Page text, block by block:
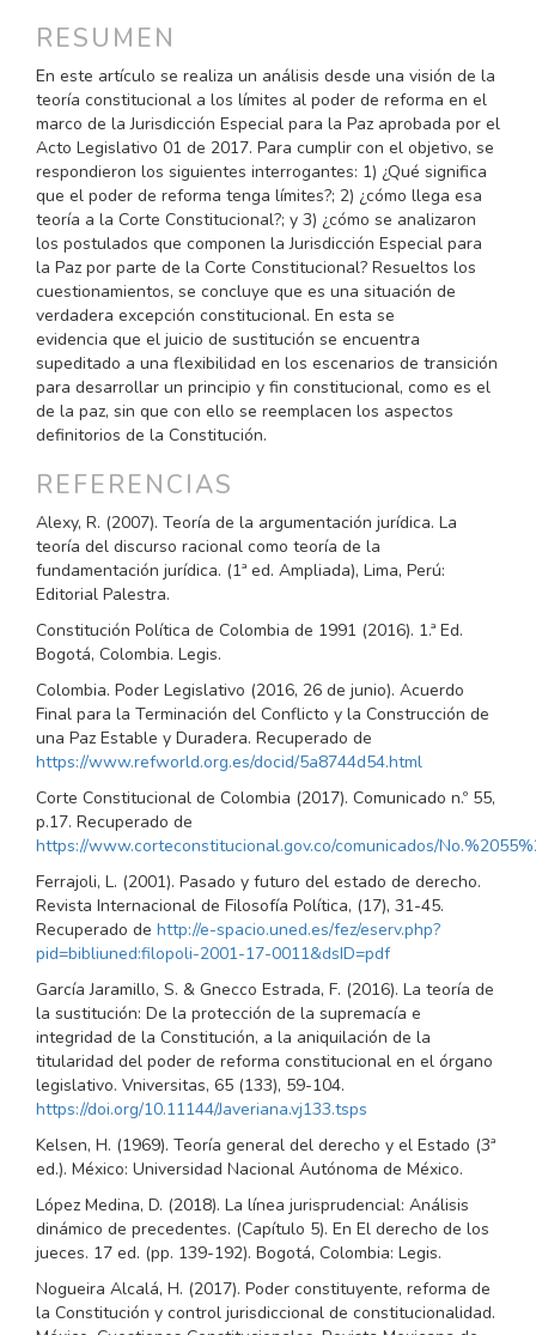
RESUMEN
En este artículo se realiza un análisis desde una visión de la
teoría constitucional a los límites al poder de reforma en el
marco de la Jurisdicción Especial para la Paz aprobada por el
Acto Legislativo 01 de 2017. Para cumplir con el objetivo, se
respondieron los siguientes interrogantes: 1) ¿Qué significa
que el poder de reforma tenga límites?; 2) ¿cómo llega esa
teoría a la Corte Constitucional?; y 3) ¿cómo se analizaron
los postulados que componen la Jurisdicción Especial para
la Paz por parte de la Corte Constitucional? Resueltos los
cuestionamientos, se concluye que es una situación de
verdadera excepción constitucional. En esta se
evidencia que el juicio de sustitución se encuentra
supeditado a una flexibilidad en los escenarios de transición
para desarrollar un principio y fin constitucional, como es el
de la paz, sin que con ello se reemplacen los aspectos
definitorios de la Constitución.
REFERENCIAS
Alexy, R. (2007). Teoría de la argumentación jurídica. La
teoría del discurso racional como teoría de la
fundamentación jurídica. (1ª ed. Ampliada), Lima, Perú:
Editorial Palestra.
Constitución Política de Colombia de 1991 (2016). 1.ª Ed.
Bogotá, Colombia. Legis.
Colombia. Poder Legislativo (2016, 26 de junio). Acuerdo
Final para la Terminación del Conflicto y la Construcción de
una Paz Estable y Duradera. Recuperado de
https://www.refworld.org.es/docid/5a8744d54.html
Corte Constitucional de Colombia (2017). Comunicado n.º 55,
p.17. Recuperado de
https://www.corteconstitucional.gov.co/comunicados/
Ferrajoli, L. (2001). Pasado y futuro del estado de derecho.
Revista Internacional de Filosofía Política, (17), 31-45.
Recuperado de http://e-spacio.uned.es/fez/eserv.php?
pid=bibliuned:filopoli-2001-17-0011&dsID=pdf
García Jaramillo, S. & Gnecco Estrada, F. (2016). La teoría de
la sustitución: De la protección de la supremacía e
integridad de la Constitución, a la aniquilación de la
titularidad del poder de reforma constitucional en el órgano
legislativo. Vniversitas, 65 (133), 59-104.
https://doi.org/10.11144/Javeriana.vj133.tsps
Kelsen, H. (1969). Teoría general del derecho y el Estado (3ª
ed.). México: Universidad Nacional Autónoma de México.
López Medina, D. (2018). La línea jurisprudencial: Análisis
dinámico de precedentes. (Capítulo 5). En El derecho de los
jueces. 17 ed. (pp. 139-192). Bogotá, Colombia: Legis.
Nogueira Alcalá, H. (2017). Poder constituyente, reforma de
la Constitución y control jurisdiccional de constitucionalidad.